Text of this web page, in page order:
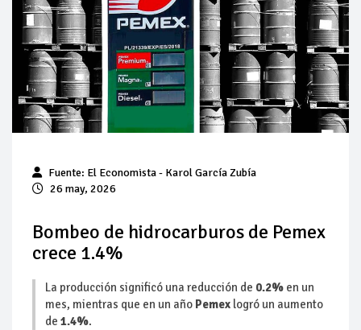
está lejos de la meta
Bajan precios del crudo 4% por la distensión política en
Medio Oriente
Así comienza un nuevo mes para los combustibles
Evolución criminal: pasan de robar gasolina a la producción
Cambio de tendencias: autos eléctricos bajan de precio, los
de gasolina aumentan
Precios del petróleo suben por cautela del mercado ante
conversaciones entre Irán y Omán
Fuente: El Economista- Karol García Zubía
26 may, 2026
Bombeo de hidrocarburos de Pemex
crece 1.4%
La producción significó una reducción de 0.2% en un
mes, mientras que en un año Pemex logró un aumento
de 1.4%.